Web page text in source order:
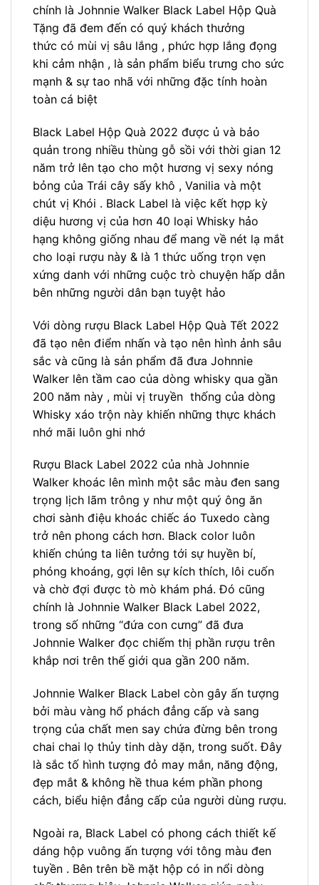
chính là Johnnie Walker Black Label Hộp Quà
Tặng đã đem đến có quý khách thưởng
thức có mùi vị sâu lắng , phức hợp lắng đọng
khi cảm nhận , là sản phẩm biểu trưng cho sức
mạnh & sự tao nhã với những đặc tính hoàn
toàn cá biệt
Black Label Hộp Quà 2022 được ủ và bảo
quản trong nhiều thùng gỗ sồi với thời gian 12
năm trở lên tạo cho một hương vị sexy nóng
bỏng của Trái cây sấy khô , Vanilia và một
chút vị Khói . Black Label là việc kết hợp kỳ
diệu hương vị của hơn 40 loại Whisky hảo
hạng không giống nhau để mang về nét lạ mắt
cho loại rượu này & là 1 thức uống trọn vẹn
xứng danh với những cuộc trò chuyện hấp dẫn
bên những người dân bạn tuyệt hảo
Với dòng rượu Black Label Hộp Quà Tết 2022
đã tạo nên điểm nhấn và tạo nên hình ảnh sâu
sắc và cũng là sản phẩm đã đưa Johnnie
Walker lên tầm cao của dòng whisky qua gần
200 năm này , mùi vị truyền thống của dòng
Whisky xáo trộn này khiến những thực khách
nhớ mãi luôn ghi nhớ
Rượu Black Label 2022 của nhà Johnnie
Walker khoác lên mình một sắc màu đen sang
trọng lịch lãm trông y như một quý ông ăn
chơi sành điệu khoác chiếc áo Tuxedo càng
trở nên phong cách hơn. Black color luôn
khiến chúng ta liên tưởng tới sự huyền bí,
phóng khoáng, gợi lên sự kích thích, lôi cuốn
và chờ đợi được tò mò khám phá. Đó cũng
chính là Johnnie Walker Black Label 2022,
trong số những “đứa con cưng” đã đưa
Johnnie Walker đọc chiếm thị phần rượu trên
khắp nơi trên thế giới qua gần 200 năm.
Johnnie Walker Black Label còn gây ấn tượng
bởi màu vàng hổ phách đẳng cấp và sang
trọng của chất men say chứa đừng bên trong
chai chai lọ thủy tinh dày dặn, trong suốt. Đây
là sắc tố hình tượng đỏ may mắn, năng động,
đẹp mắt & không hề thua kém phần phong
cách, biểu hiện đẳng cấp của người dùng rượu.
Ngoài ra, Black Label có phong cách thiết kế
dáng hộp vuông ấn tượng với tông màu đen
tuyền . Bên trên bề mặt hộp có in nổi dòng